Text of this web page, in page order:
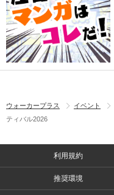
ウォーカープラス イベント
ティバル2026
利用規約
推奨環境